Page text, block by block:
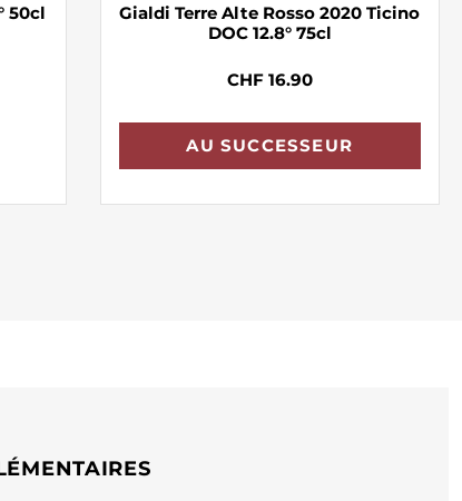
50cl
Gialdi Terre Alte Rosso 2020 Ticino
DOC 12.8° 75cl
CHF 16.90
AU SUCCESSEUR